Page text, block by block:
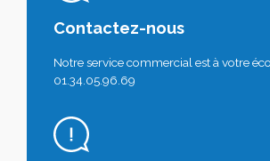
Contactez-nous
Notre service commercial est à votre
01.34.05.96.69